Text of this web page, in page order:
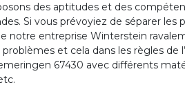
des aptitudes et des
Si vous prévoyiez de séparer
notre entreprise Winterstein
et cela dans les règles de
67430 avec différents